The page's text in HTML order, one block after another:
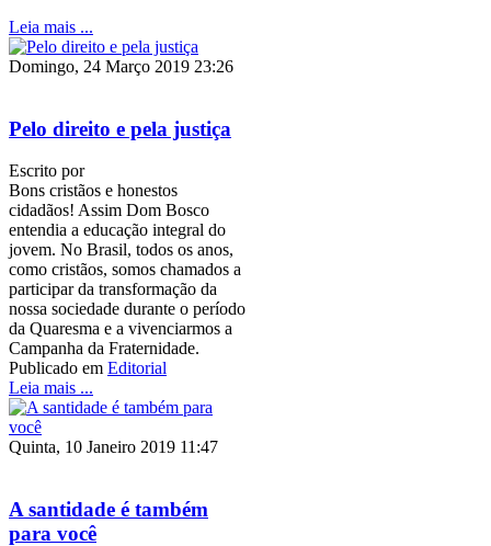
Leia mais ...
Domingo, 24 Março 2019 23:26
Pelo direito e pela justiça
Escrito por
Bons cristãos e honestos
cidadãos! Assim Dom Bosco
entendia a educação integral do
jovem. No Brasil, todos os anos,
como cristãos, somos chamados a
participar da transformação da
nossa sociedade durante o período
da Quaresma e a vivenciarmos a
Campanha da Fraternidade.
Publicado em Editorial
Leia mais ...
Quinta, 10 Janeiro 2019 11:47
A santidade é também
para você